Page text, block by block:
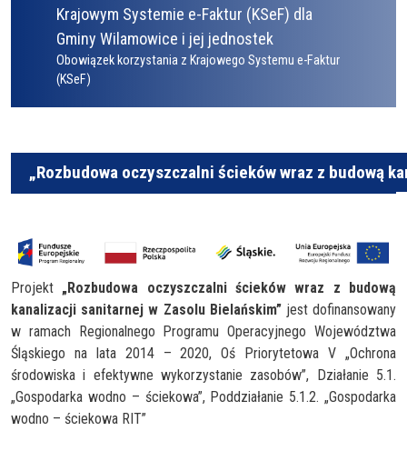
Krajowym Systemie e-Faktur (KSeF) dla
Gminy Wilamowice i jej jednostek
Obowiązek korzystania z Krajowego Systemu e-Faktur
(KSeF)
„Rozbudowa oczyszczalni ścieków wraz z budową
Projekt „Rozbudowa oczyszczalni ścieków wraz z budową
kanalizacji sanitarnej w Zasolu Bielańskim”jest dofinansowany
w ramach Regionalnego Programu Operacyjnego Województwa
Śląskiego na lata 2014 – 2020, Oś Priorytetowa V „Ochrona
środowiska i efektywne wykorzystanie zasobów”, Działanie 5.1.
„Gospodarka wodno – ściekowa”, Poddziałanie 5.1.2. „Gospodarka
wodno – ściekowa RIT”